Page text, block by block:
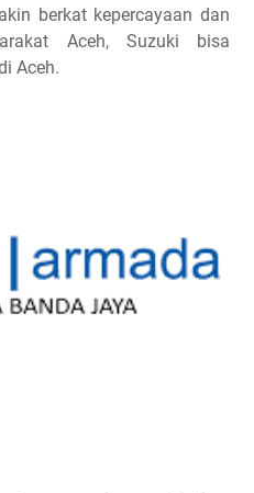
berkat kepercayaan dan
Aceh, Suzuki bisa
Aceh.